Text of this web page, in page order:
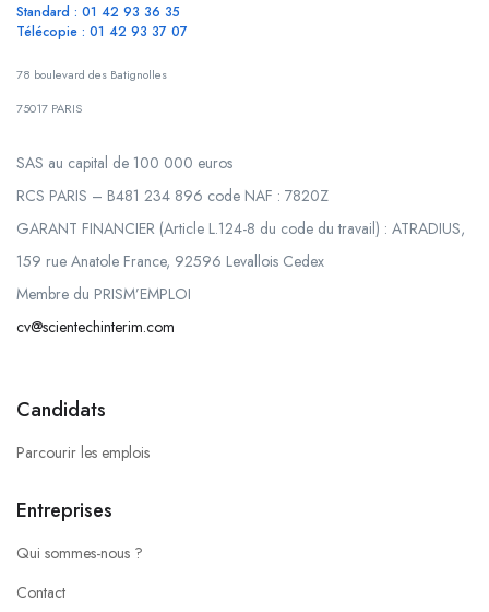
Standard : 01 42 93 36 35
Télécopie : 01 42 93 37 07
78 boulevard des Batignolles
75017 PARIS
SAS au capital de 100 000 euros
RCS PARIS – B481 234 896 code NAF : 7820Z
GARANT FINANCIER (Article L.124-8 du code du travail) : ATRADIUS,
159 rue Anatole France, 92596 Levallois Cedex
Membre du PRISM’EMPLOI
cv@scientechinterim.com
Candidats
Parcourir les emplois
Entreprises
Qui sommes-nous ?
Contact